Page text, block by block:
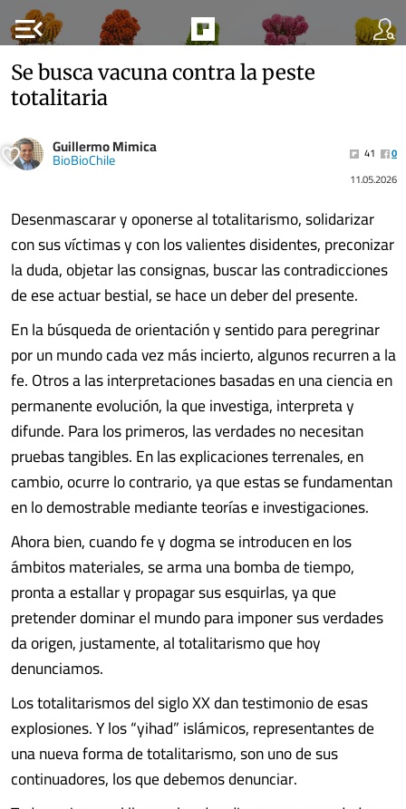
menu_open
Se busca vacuna contra la peste
totalitaria
Guillermo Mimica
BioBioChile 41
0
11.05.2026
Desenmascarar y oponerse al totalitarismo, solidarizar
con sus víctimas y con los valientes disidentes, preconizar
la duda, objetar las consignas, buscar las contradicciones
de ese actuar bestial, se hace un deber del presente.
En la búsqueda de orientación y sentido para peregrinar
por un mundo cada vez más incierto, algunos recurren a la
fe. Otros a las interpretaciones basadas en una ciencia en
permanente evolución, la que investiga, interpreta y
difunde. Para los primeros, las verdades no necesitan
pruebas tangibles. En las explicaciones terrenales, en
cambio, ocurre lo contrario, ya que estas se fundamentan
en lo demostrable mediante teorías e investigaciones.
Ahora bien, cuando fe y dogma se introducen en los
ámbitos materiales, se arma una bomba de tiempo,
pronta a estallar y propagar sus esquirlas, ya que
pretender dominar el mundo para imponer sus verdades
da origen, justamente, al totalitarismo que hoy
denunciamos.
Los totalitarismos del siglo XX dan testimonio de esas
explosiones. Y los “yihad” islámicos, representantes de
una nueva forma de totalitarismo, son uno de sus
continuadores, los que debemos denunciar.